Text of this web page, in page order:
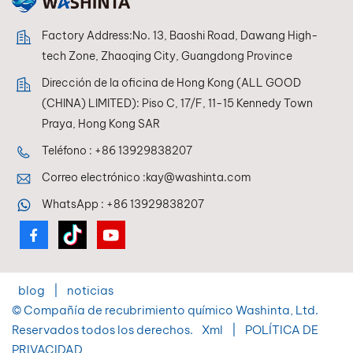
se optimiza continuamente para adaptarse a estas
tendencias. 👉 Ofrecemos fórmulas específicas y
actualizadas con frecuencia para vehículos chinos,
que le ayudarán a: Captar nueva demanda de
reparaciones Servir a los mercados
emergentes Diferénciate de la competencia que
depende de sistemas obsoletos.4. Soporte multilingüe
para mercados globales El sistema es compatible con
14 idiomas internacionales de uso común, lo que lo
hace ideal para distribuidores y técnicos de todo el
mundo. Esto permite: Fácil adopción en diferentes
regiones. Tiempo de formación reducido Mejor
esté en Asia, Medio Oriente, África o América Latina, el
sistema está listo.5. Compatibilidad multiplataforma:
Trabaja en cualquier momento y en cualquier
lugar. WISETONE PLUS está diseñado para talleres
Factory Address:No. 13, Baoshi Road, Dawang High-
tech Zone, Zhaoqing City, Guangdong Province
Dirección de la oficina de Hong Kong (ALL GOOD
(CHINA) LIMITED): Piso C, 17/F, 11-15 Kennedy Town
Praya, Hong Kong SAR
Teléfono : +86 13929838207
Correo electrónico :kay@washinta.com
WhatsApp : +86 13929838207
blog
noticias
© Compañía de recubrimiento químico Washinta, Ltd.
Reservados todos los derechos.
Xml
POLÍTICA DE
PRIVACIDAD